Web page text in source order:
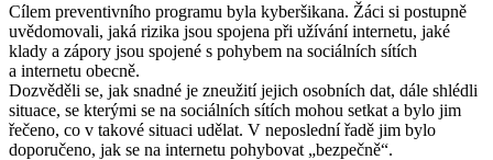
Cílem preventivního programu byla kyberšikana. Žáci si postupně
uvědomovali, jaká rizika jsou spojena při užívání internetu, jaké
klady a zápory jsou spojené s pohybem na sociálních sítích
a internetu obecně.
Dozvěděli se, jak snadné je zneužití jejich osobních dat, dále shlédli
situace, se kterými se na sociálních sítích mohou setkat a bylo jim
řečeno, co v takové situaci udělat. V neposlední řadě jim bylo
doporučeno, jak se na internetu pohybovat „bezpečně“.